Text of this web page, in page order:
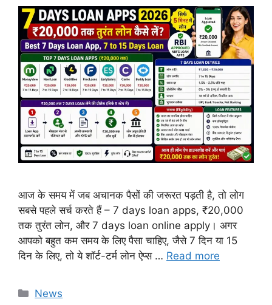
आज के समय में जब अचानक पैसों की जरूरत पड़ती है, तो लोग
सबसे पहले सर्च करते हैं – 7 days loan apps, ₹20,000
तक तुरंत लोन, और 7 days loan online apply। अगर
आपको बहुत कम समय के लिए पैसा चाहिए, जैसे 7 दिन या 15
दिन के लिए, तो ये शॉर्ट-टर्म लोन ऐप्स … Read more
Categories
News